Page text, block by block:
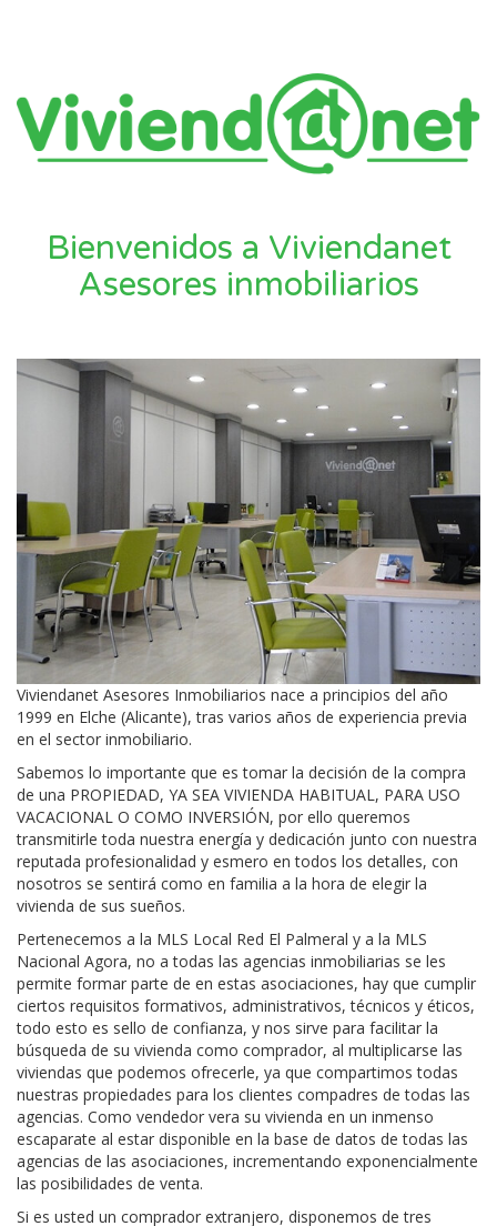
Bienvenidos a Viviendanet
Asesores inmobiliarios
Viviendanet Asesores Inmobiliarios nace a principios del año
1999 en Elche (Alicante), tras varios años de experiencia previa
en el sector inmobiliario.
Sabemos lo importante que es tomar la decisión de la compra
de una PROPIEDAD, YA SEA VIVIENDA HABITUAL, PARA USO
VACACIONAL O COMO INVERSIÓN, por ello queremos
transmitirle toda nuestra energía y dedicación junto con nuestra
reputada profesionalidad y esmero en todos los detalles, con
nosotros se sentirá como en familia a la hora de elegir la
vivienda de sus sueños.
Pertenecemos a la MLS Local Red El Palmeral y a la MLS
Nacional Agora, no a todas las agencias inmobiliarias se les
permite formar parte de en estas asociaciones, hay que cumplir
ciertos requisitos formativos, administrativos, técnicos y éticos,
todo esto es sello de confianza, y nos sirve para facilitar la
búsqueda de su vivienda como comprador, al multiplicarse las
viviendas que podemos ofrecerle, ya que compartimos todas
nuestras propiedades para los clientes compadres de todas las
agencias. Como vendedor vera su vivienda en un inmenso
escaparate al estar disponible en la base de datos de todas las
agencias de las asociaciones, incrementando exponencialmente
las posibilidades de venta.
Si es usted un comprador extranjero, disponemos de tres